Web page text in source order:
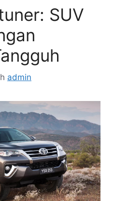
SUV
admin